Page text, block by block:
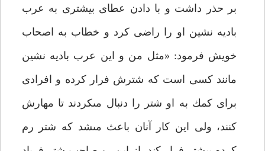
بر حذر داشت و با دادن عطاى بيش‏ترى به عرب
باديه نشين او را راضى كرد و خطاب به اصحاب
خويش فرمود: «مثل من و اين عرب باديه نشين
مانند كسى است كه شترش فرار كرده و افرادى
براى كمك به او شتر را دنبال مى‏كردند تا مهارش
كنند، ولى اين كار آنان باعث مى‏شد كه شتر رم